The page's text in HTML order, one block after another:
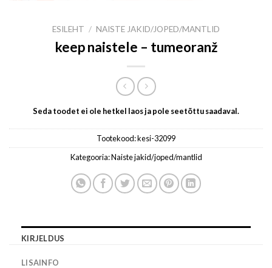
ESILEHT / NAISTE JAKID/JOPED/MANTLID
keep naistele – tumeoranž
Seda toodet ei ole hetkel laos ja pole seetõttu saadaval.
Tootekood:kesi-32099
Kategooria:Naiste jakid/joped/mantlid
KIRJELDUS
LISAINFO